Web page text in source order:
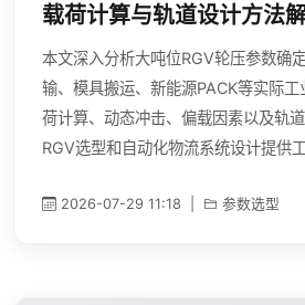
载荷计算与轨道设计方法
本文深入分析大吨位RGV轮压参数确
输、模具搬运、新能源PACK等实际
荷计算、动态冲击、偏载因素以及轨
RGV选型和自动化物流系统设计提供工
2026-07-29 11:18 参数选型